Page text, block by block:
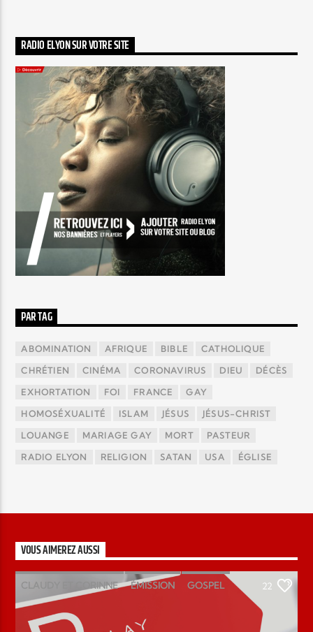
RADIO ELYON SUR VOTRE SITE
PAR TAG
ABOMINATION AFRIQUE BIBLE CATHOLIQUE
CHRÉTIEN CINÉMA CORONAVIRUS DIEU DÉCÈS
EXHORTATION FOI FRANCE GAY
HOMOSÉXUALITÉ ISLAM JÉSUS JÉSUS-CHRIST
LOUANGE MARIAGE GAY MORT PASTEUR
RADIO ELYON RELIGION SATAN USA ÉGLISE
VOUS AIMEREZ AUSSI
CLAUDY ET CORINNE ÉMISSION GOSPEL
MAGAZINE
22